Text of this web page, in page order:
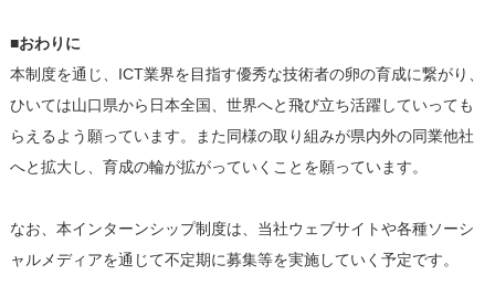
■おわりに
本制度を通じ、ICT業界を目指す優秀な技術者の卵の育成に繋がり、
ひいては山口県から日本全国、世界へと飛び立ち活躍していっても
らえるよう願っています。また同様の取り組みが県内外の同業他社
へと拡大し、育成の輪が拡がっていくことを願っています。
なお、本インターンシップ制度は、当社ウェブサイトや各種ソーシ
ャルメディアを通じて不定期に募集等を実施していく予定です。